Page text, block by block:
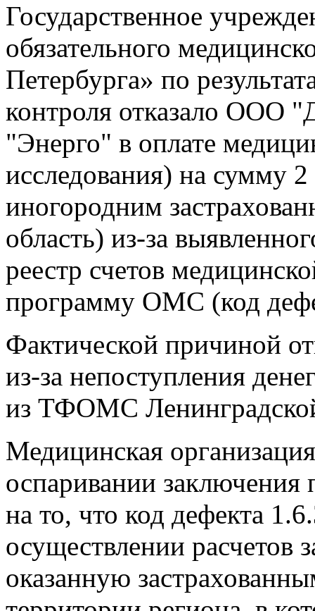
Государственное
обязательного
Петербурга» по
контроля отказало ООО
"Энерго" в оплате
исследования) на сумму
иногородним
область) из-за
реестр счетов
программу ОМС (код
Фактической причиной
из-за непоступления
из ТФОМС
Медицинская
оспаривании
на то, что код дефекта
осуществлении
оказанную